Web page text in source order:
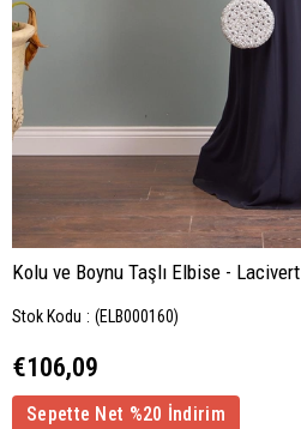
Kolu ve Boynu Taşlı Elbise - Lacivert
Stok Kodu (ELB000160)
€106,09
Sepette Net %20 İndirim